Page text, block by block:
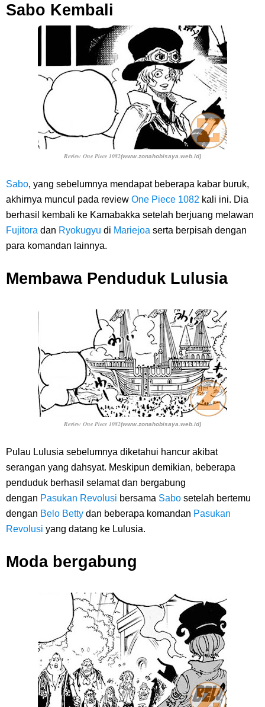
Sabo Kembali
Review One Piece 1082(www.zonahobisaya.web.id)
Sabo, yang sebelumnya mendapat beberapa kabar buruk,
akhirnya muncul pada review One Piece 1082 kali ini. Dia
berhasil kembali ke Kamabakka setelah berjuang melawan
Fujitora dan Ryokugyu di Mariejoa serta berpisah dengan
para komandan lainnya.
Membawa Penduduk Lulusia
Review One Piece 1082(www.zonahobisaya.web.id)
Pulau Lulusia sebelumnya diketahui hancur akibat
serangan yang dahsyat. Meskipun demikian, beberapa
penduduk berhasil selamat dan bergabung
dengan Pasukan Revolusi bersama Sabo setelah bertemu
dengan Belo Betty dan beberapa komandan Pasukan
Revolusi yang datang ke Lulusia.
Moda bergabung